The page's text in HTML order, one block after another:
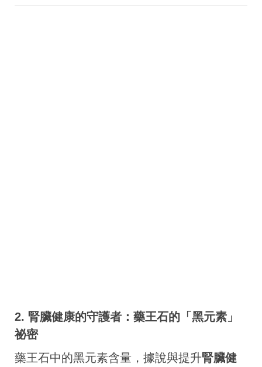
2. 腎臟健康的守護者：藥王石的「黑元素」
祕密
藥王石中的黑元素含量，據說與提升腎臟健